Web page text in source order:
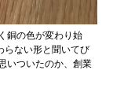
銅の色が変わり始
らない形と聞いてび
いついたのか、創業